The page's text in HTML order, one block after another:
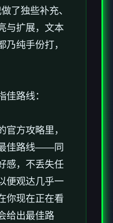
了独些补充、
与扩展，文本
乃纯手份打，
佳路线：
官方攻略里，
佳路线——同
感，不丢失任
便观达几乎一
你现在正在看
给出最佳路